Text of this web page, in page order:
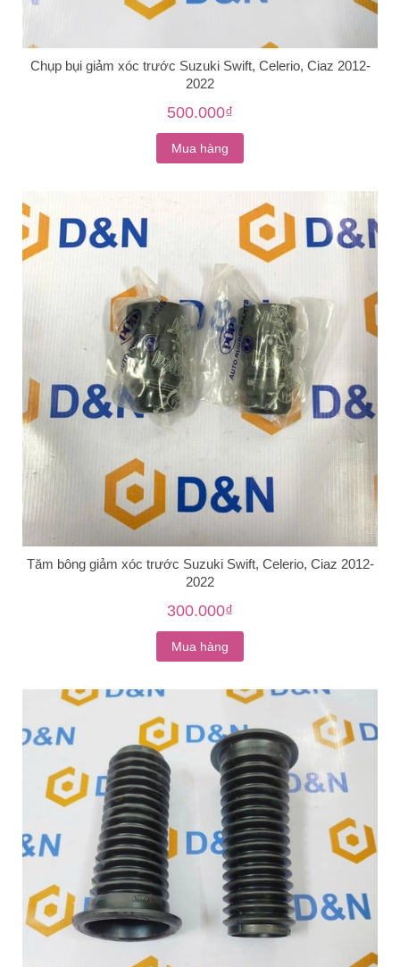
Chụp bụi giảm xóc trước Suzuki Swift, Celerio, Ciaz 2012-
2022
500.000₫
Mua hàng
Tăm bông giảm xóc trước Suzuki Swift, Celerio, Ciaz 2012-
2022
300.000₫
Mua hàng